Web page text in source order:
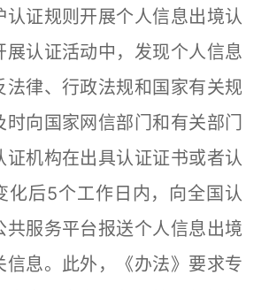
认证规则开展个人信息出境认
展认证活动中，发现个人信息
法律、行政法规和国家有关规
时向国家网信部门和有关部门
证机构在出具认证证书或者认
化后5个工作日内，向全国认
共服务平台报送个人信息出境
信息。此外，《办法》要求专